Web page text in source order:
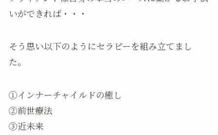
いができれば・・・
そう思い以下のようにセラピーを組み立てまし
た。
①インナーチャイルドの癒し
②前世療法
③近未来